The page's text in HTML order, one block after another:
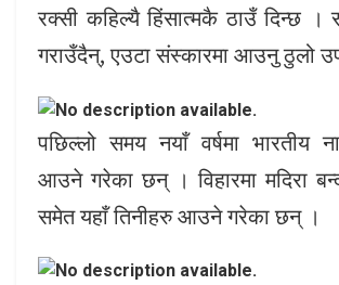
रक्सी कहिल्यै हिंसात्मकै ठाउँ दिन्छ ।
गराउँदैन्, एउटा संस्कारमा आउनु ठुलो
पछिल्लो समय नयाँ वर्षमा भारतीय
आउने गरेका छन् । विहारमा मदिरा
समेत यहाँ तिनीहरु आउने गरेका छन् ।